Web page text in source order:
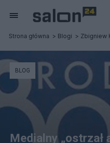
Strona główna Blogi Zbigniew
BLOG
Medialny „ostrzał